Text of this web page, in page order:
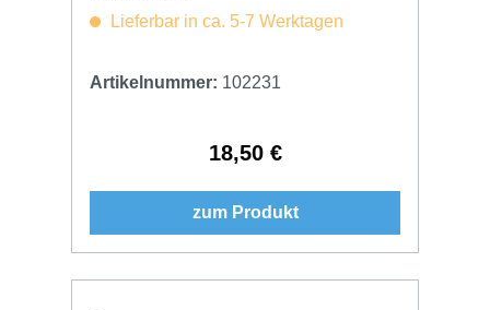
Lieferbar in ca. 5-7 Werktagen
Artikelnummer: 102231
Regulärer Preis:
18,50 €
zum Produkt